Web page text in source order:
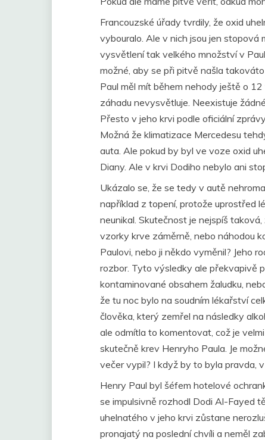
Francouzské úřady tvrdily, že oxid
vybouralo. Ale v nich jsou jen
vysvětlení tak velkého množství v
možné, aby se při pitvě našla
Paul měl mít během nehody ještě o
záhadu nevysvětluje. Neexistuje
Přesto v jeho krvi podle oficiální
Možná že klimatizace Mercedesu
auta. Ale pokud by byl ve voze oxid
Diany. Ale v krvi Dodiho nebylo ani
Ukázalo se, že se tedy v autě
například z topení, protože uprostřed
neunikal. Skutečnost je nejspíš
vzorky krve záměrně, nebo náhodou
Paulovi, nebo ji někdo vyměnil? Jeho
rozbor. Tyto výsledky ale překvapivě
kontaminované obsahem žaludku,
že tu noc bylo na soudním lékařství
člověka, který zemřel na následky
ale odmítla to komentovat, což je
skutečně krev Henryho Paula. Je
večer vypil? I když by to byla pravda,
Henry Paul byl šéfem hotelové
se impulsivně rozhodl Dodi Al-Fayed
uhelnatého v jeho krvi zůstane
pronajatý na poslední chvíli a neměl